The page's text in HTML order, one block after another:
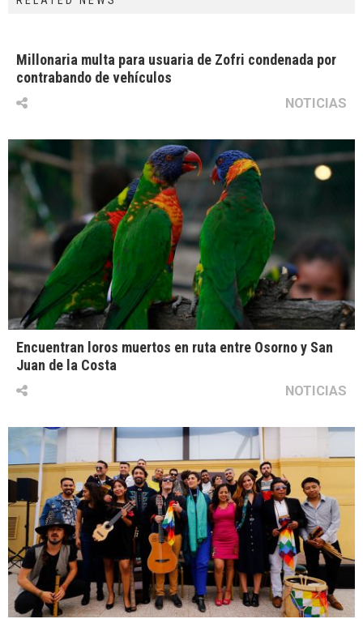
Millonaria multa para usuaria de Zofri condenada por
contrabando de vehículos
NOTICIAS
Encuentran loros muertos en ruta entre Osorno y San
Juan de la Costa
NOTICIAS